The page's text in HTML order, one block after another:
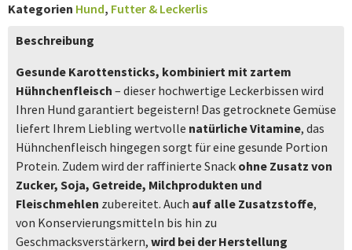
Kategorien Hund, Futter & Leckerlis
Beschreibung
Gesunde Karottensticks, kombiniert mit zartem
Hühnchenfleisch – dieser hochwertige Leckerbissen wird
Ihren Hund garantiert begeistern! Das getrocknete Gemüse
liefert Ihrem Liebling wertvolle natürliche Vitamine, das
Hühnchenfleisch hingegen sorgt für eine gesunde Portion
Protein. Zudem wird der raffinierte Snack ohne Zusatz von
Zucker, Soja, Getreide, Milchprodukten und
Fleischmehlen zubereitet. Auch auf alle Zusatzstoffe,
von Konservierungsmitteln bis hin zu
Geschmacksverstärkern, wird bei der Herstellung